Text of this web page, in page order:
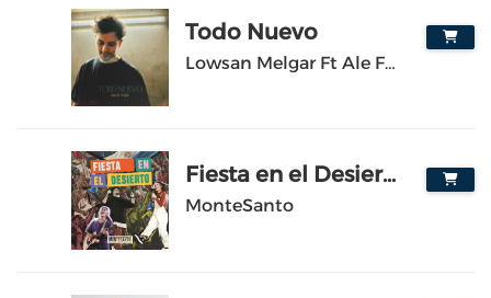
Todo Nuevo
Lowsan Melgar Ft Ale FDZ
Fiesta en el Desierto
MonteSanto